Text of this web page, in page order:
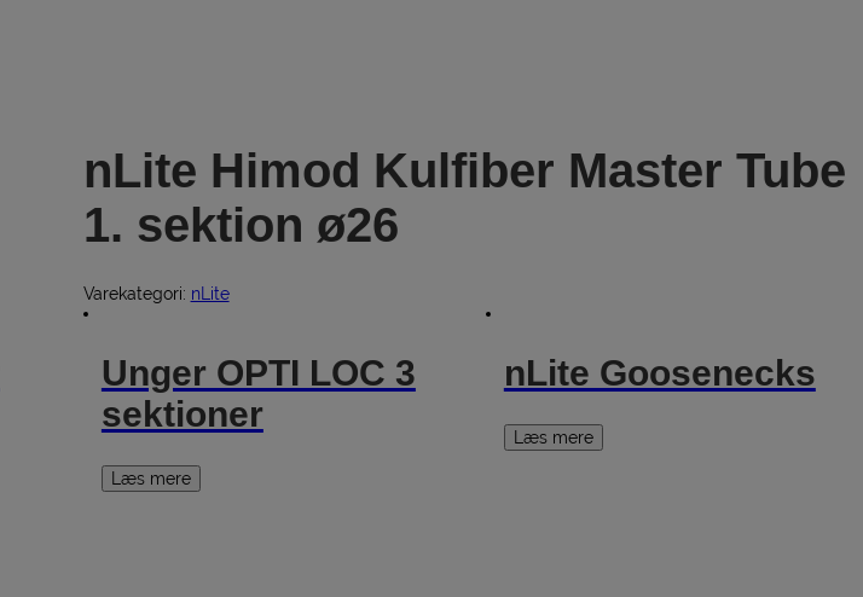
nLite Himod Kulfiber Master Tube
1. sektion ø26
Varekategori: nLite
Unger OPTI LOC 3
sektioner
Læs mere
nLite Goosenecks
Læs mere